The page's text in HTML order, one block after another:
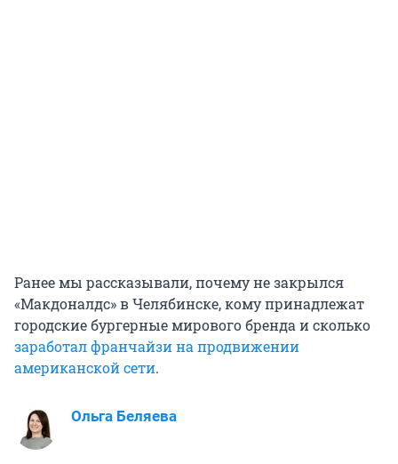
Ранее мы рассказывали, почему не закрылся
«Макдоналдс» в Челябинске, кому принадлежат
городские бургерные мирового бренда и сколько
заработал франчайзи на продвижении
американской сети.
Ольга Беляева